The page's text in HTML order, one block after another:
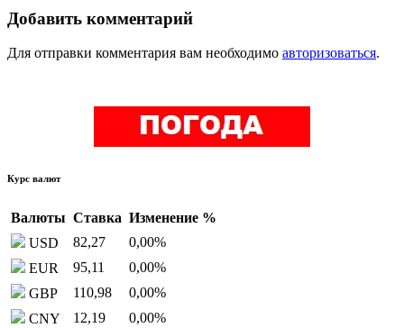
Добавить комментарий
Для отправки комментария вам необходимо авторизоваться.
Курс валют
Валюты Ставка Изменение %
USD
82,27 0,00%
EUR
95,11 0,00%
GBP
110,98 0,00%
CNY
12,19 0,00%